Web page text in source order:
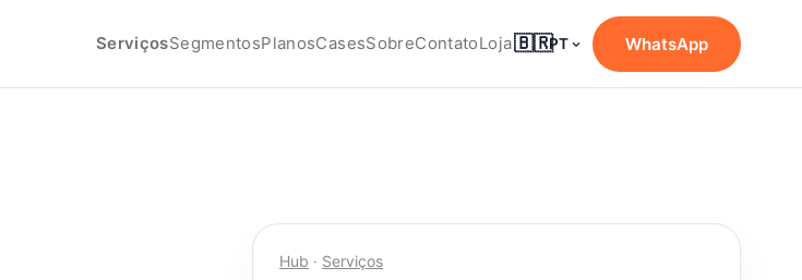
ServiçosSegmentosPlanosCasesSobreContatoLoja🇧🇷PT WhatsApp
Hub · Serviços